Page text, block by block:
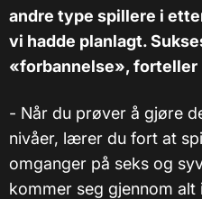
andre type spillere i
vi hadde planlagt.
«forbannelse», forteller
- Når du prøver å gjøre
nivåer, lærer du fort at
omganger på seks og
kommer seg gjennom